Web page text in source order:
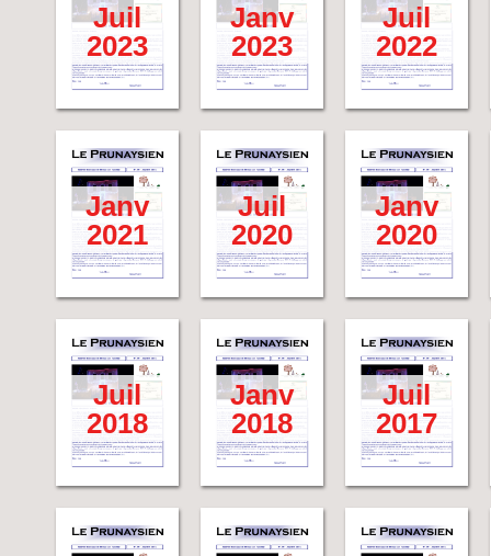
Juil
2023
Janv
2023
Juil
2022
Janv
2021
Juil
2020
Janv
2020
Juil
2018
Janv
2018
Juil
2017